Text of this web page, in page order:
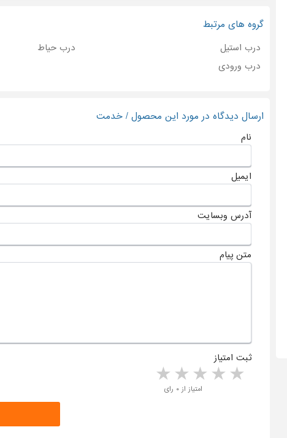
گروه های مرتبط
درب استیل درب حیاط
درب ورودی
ارسال دیدگاه در مورد این محصول / خدمت
نام
ایمیل
آدرس وبسایت
متن پیام
ثبت امتیاز
4 stars 3 stars 2 stars 1 star امتیاز از ۰ رای